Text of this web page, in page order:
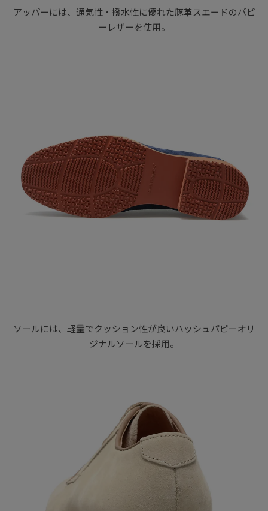
アッパーには、通気性・撥水性に優れた豚革スエードのパピ
ーレザーを使用。
ソールには、軽量でクッション性が良いハッシュパピーオリ
ジナルソールを採用。